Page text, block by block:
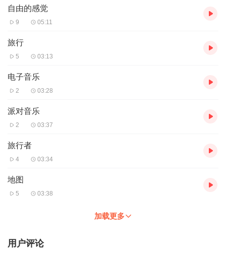
自由的感觉
9 05:11
旅行
5 03:13
电子音乐
2 03:28
派对音乐
2 03:37
旅行者
4 03:34
地图
5 03:38
加载更多
用户评论